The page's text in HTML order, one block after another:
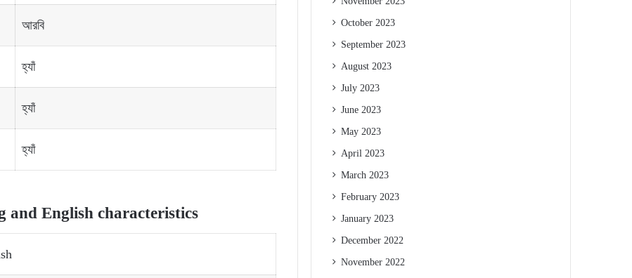
আরবি
হ্যাঁ
হ্যাঁ
হ্যাঁ
and English characteristics
October 2023
September 2023
August 2023
July 2023
June 2023
May 2023
April 2023
March 2023
February 2023
January 2023
December 2022
November 2022